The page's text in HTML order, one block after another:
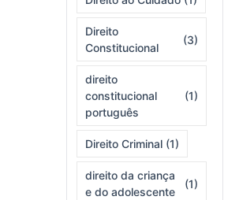
Direito
Constitucional
(3)
direito
constitucional
português
(1)
Direito Criminal (1)
direito da criança
e do adolescente
(1)